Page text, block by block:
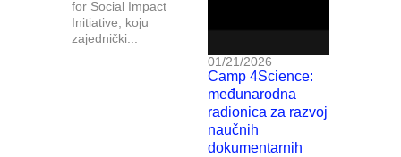
for Social Impact
Initiative, koju
zajednički...
01/21/2026
Camp 4Science:
međunarodna
radionica za razvoj
naučnih
dokumentarnih